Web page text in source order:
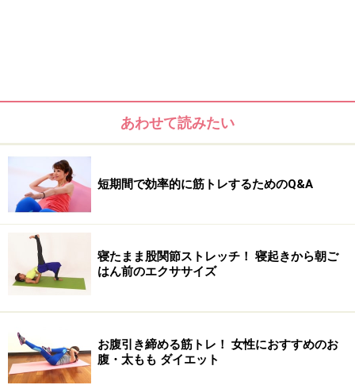
そこで今回は、美脚を目指したい女性からのリクエスト
が多い内ももやせトレーニングの中から、お家にいなが
ら隙間時間を利用してできるボディメイク法を2つお届
けします。
＜目次＞
仰向けに寝ながらできる「フロッグベンド」
横向きに寝ながら出来る「スクイーズ&リフト」
あわせて読みたい
短期間で効率的に筋トレするためのQ&A
寝たまま股関節ストレッチ！ 寝起きから朝ご
はん前のエクササイズ
お腹引き締める筋トレ！ 女性におすすめのお
腹・太もも ダイエット